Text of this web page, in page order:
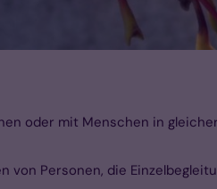
oder mit Menschen in
Personen, die